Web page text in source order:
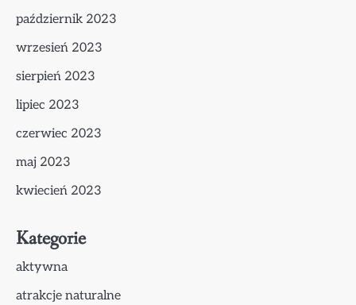
październik 2023
wrzesień 2023
sierpień 2023
lipiec 2023
czerwiec 2023
maj 2023
kwiecień 2023
Kategorie
aktywna
atrakcje naturalne